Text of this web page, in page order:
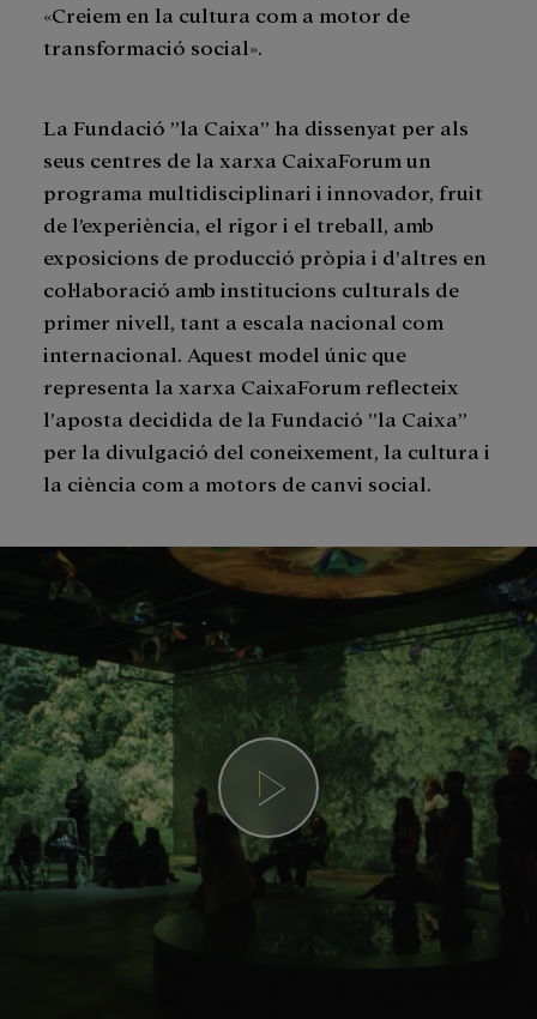
«Creiem en la cultura com a motor de
transformació social».
La Fundació ”la Caixa” ha dissenyat per als
seus centres de la xarxa CaixaForum un
programa multidisciplinari i innovador, fruit
de l’experiència, el rigor i el treball, amb
exposicions de producció pròpia i d’altres en
col·laboració amb institucions culturals de
primer nivell, tant a escala nacional com
internacional. Aquest model únic que
representa la xarxa CaixaForum reflecteix
l’aposta decidida de la Fundació ”la Caixa”
per la divulgació del coneixement, la cultura i
la ciència com a motors de canvi social.